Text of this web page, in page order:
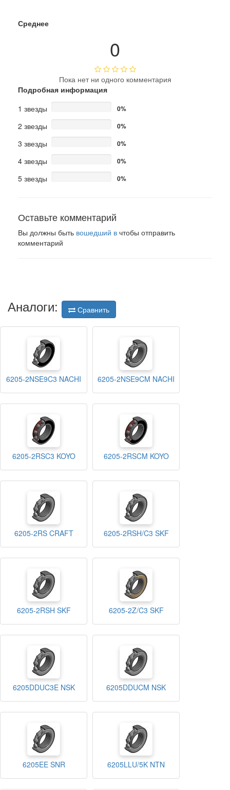
Среднее
0
Пока нет ни одного комментария
Подробная информация
1 звезды
0%
2 звезды 0%
3 звезды 0%
4 звезды 0%
5 звезды 0%
Оставьте комментарий
Вы должны быть вошедший в чтобы отправить
комментарий
Аналоги: Сравнить
6205-2NSE9C3 NACHI 6205-2NSE9CM NACHI
6205-2RSC3 KOYO 6205-2RSCM KOYO
6205-2RS CRAFT 6205-2RSH/C3 SKF
6205-2RSH SKF 6205-2Z/C3 SKF
6205DDUC3E NSK 6205DDUCM NSK
6205EE SNR 6205LLU/5K NTN